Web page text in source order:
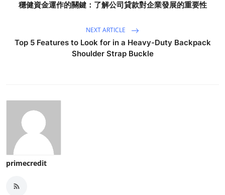
穩健資金運作的關鍵：了解公司貸款對企業發展的重要性
NEXT ARTICLE
Top 5 Features to Look for in a Heavy-Duty Backpack
Shoulder Strap Buckle
primecredit